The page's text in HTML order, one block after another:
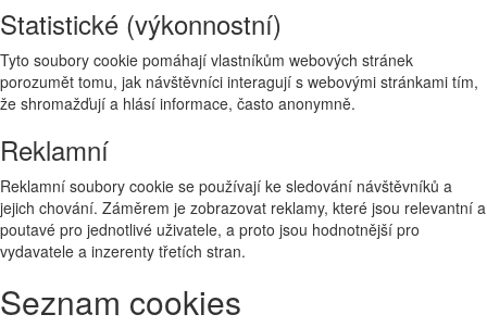
Statistické (výkonnostní)
Tyto soubory cookie pomáhají vlastníkům webových stránek
porozumět tomu, jak návštěvníci interagují s webovými stránkami tím,
že shromažďují a hlásí informace, často anonymně.
Reklamní
Reklamní soubory cookie se používají ke sledování návštěvníků a
jejich chování. Záměrem je zobrazovat reklamy, které jsou relevantní a
poutavé pro jednotlivé uživatele, a proto jsou hodnotnější pro
vydavatele a inzerenty třetích stran.
Seznam cookies